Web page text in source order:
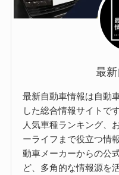
最
最新自動車情報は自動
した総合情報サイトで
人気車種ランキング、
ーライフまで役立つ情
動車メーカーからの公
ど、多角的な情報源を